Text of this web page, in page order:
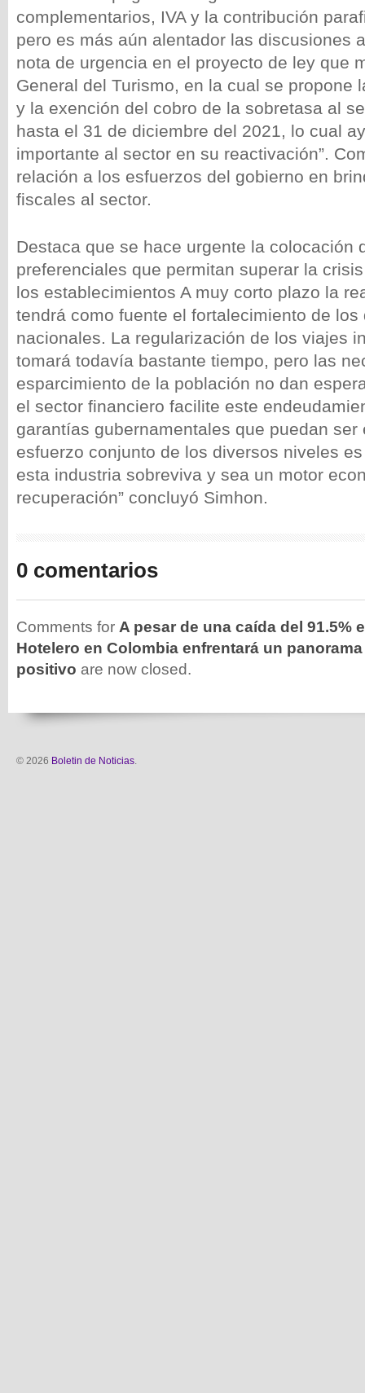
complementarios, IVA y la contribución
pero es más aún alentador las discusiones
nota de urgencia en el proyecto de ley que
General del Turismo, en la cual se propone
y la exención del cobro de la sobretasa al
hasta el 31 de diciembre del 2021, lo cual
importante al sector en su reactivación”.
relación a los esfuerzos del gobierno en
fiscales al sector.
Destaca que se hace urgente la colocación
preferenciales que permitan superar la
los establecimientos A muy corto plazo la
tendrá como fuente el fortalecimiento de los
nacionales. La regularización de los viajes
tomará todavía bastante tiempo, pero las
esparcimiento de la población no dan
el sector financiero facilite este
garantías gubernamentales que puedan ser
esfuerzo conjunto de los diversos niveles
esta industria sobreviva y sea un motor
recuperación” concluyó Simhon.
0 comentarios
Comments for A pesar de una caída del 91.5%
Hotelero en Colombia enfrentará un
positivo are now closed.
© 2026 Boletin de Noticias.